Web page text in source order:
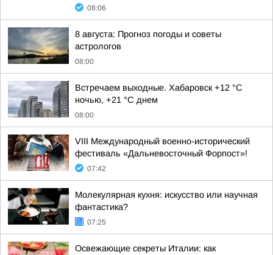
08:06
8 августа: Прогноз погоды и советы
астрологов
08:00
Встречаем выходные. Хабаровск +12 °C
ночью, +21 °C днем
08:00
VIII Международный военно-исторический
фестиваль «Дальневосточный Форпост»!
07:42
Молекулярная кухня: искусство или научная
фантастика?
07:25
Освежающие секреты Италии: как